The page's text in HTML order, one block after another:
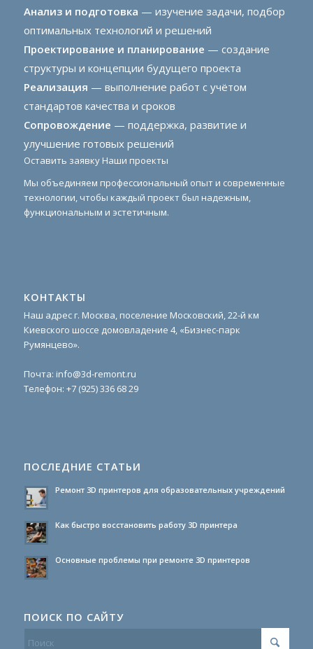
Анализ и подготовка — изучение задачи, подбор
оптимальных технологий и решений
Проектирование и планирование — создание
структуры и концепции будущего проекта
Реализация — выполнение работ с учётом
стандартов качества и сроков
Сопровождение — поддержка, развитие и
улучшение готовых решений
Оставить заявку Наши проекты
Мы объединяем профессиональный опыт и современные
технологии, чтобы каждый проект был надежным,
функциональным и эстетичным.
КОНТАКТЫ
Наш адрес г. Москва, поселение Московский, 22-й км
Киевского шоссе домовладение 4, «Бизнес-парк
Румянцево».
Почта: info@3d-remont.ru
Телефон: +7 (925) 336 68 29
ПОСЛЕДНИЕ СТАТЬИ
Ремонт 3D принтеров для образовательных учреждений
Как быстро восстановить работу 3D принтера
Основные проблемы при ремонте 3D принтеров
ПОИСК ПО САЙТУ